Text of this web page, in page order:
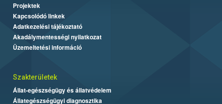
Projektek
Kapcsolódó linkek
Adatkezelési tájékoztató
Akadálymentességi nyilatkozat
Üzemeltetési információ
Szakterületek
Állat-egészségügy és állatvédelem
Állategészségügyi diagnosztika